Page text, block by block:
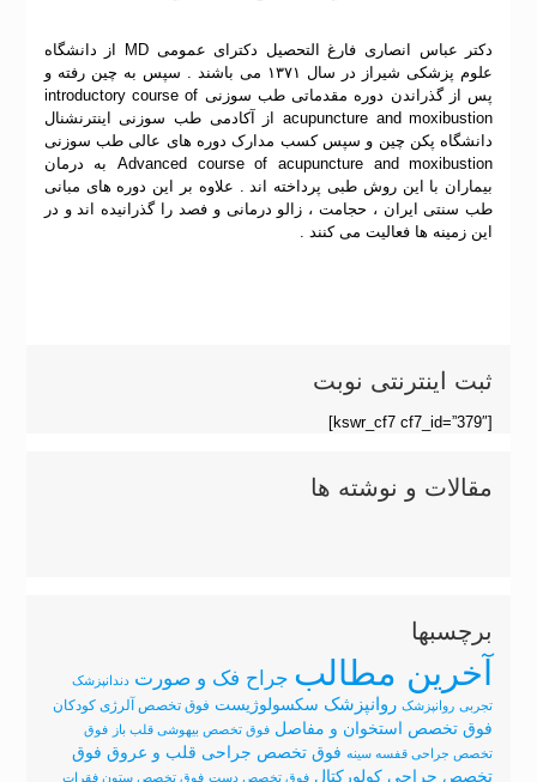
دکتر عباس انصاری فارغ التحصیل دکترای عمومی MD از دانشگاه
علوم پزشکی شیراز در سال ۱۳۷۱ می باشند . سپس به چین رفته و
پس از گذراندن دوره مقدماتی طب سوزنی introductory course of
acupuncture and moxibustion از آکادمی طب سوزنی اینترنشنال
دانشگاه پکن چین و سپس کسب مدارک دوره های عالی طب سوزنی
Advanced course of acupuncture and moxibustion به درمان
بیماران با این روش طبی پرداخته اند . علاوه بر این دوره های مبانی
طب سنتی ایران ، حجامت ، زالو درمانی و فصد را گذرانیده اند و در
این زمینه ها فعالیت می کنند .
ثبت اینترنتی نوبت
[kswr_cf7 cf7_id=”379″]
مقالات و نوشته ها
برچسبها
آخرین مطالب جراح فک و صورت دندانپزشک
تجربی روانپزشک روانپزشک سکسولوژیست فوق تخصص آلرژی کودکان
فوق تخصص استخوان و مفاصل فوق تخصص بیهوشی قلب باز فوق
تخصص جراحی قفسه سینه فوق تخصص جراحی قلب و عروق فوق
تخصص جراحی کولورکتال فوق تخصص دست فوق تخصص ستون فقرات